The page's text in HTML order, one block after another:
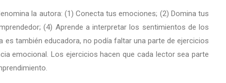
la autora: (1) Conecta tus emociones; (2) Domina tus
(4) Aprende a interpretar los sentimientos de los
también educadora, no podía faltar una parte de ejercicios
emocional. Los ejercicios hacen que cada lector sea parte